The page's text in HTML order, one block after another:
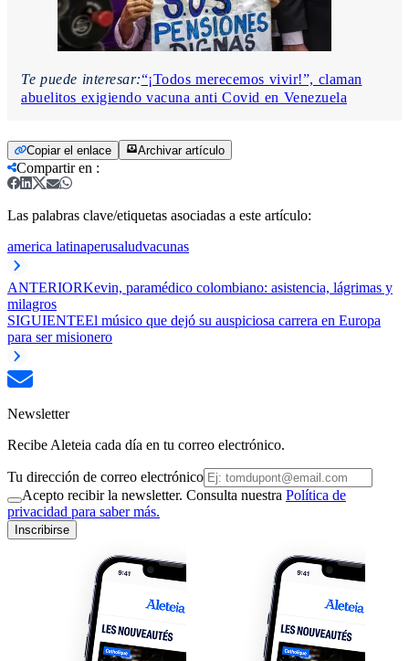
Te puede interesar:“¡Todos merecemos vivir!”, claman
abuelitos exigiendo vacuna anti Covid en Venezuela
Copiar el enlace Archivar artículo
Compartir en :
Las palabras clave/etiquetas asociadas a este artículo:
america latinaperusaludvacunas
ANTERIORKevin, paramédico colombiano: asistencia, lágrimas y
milagros
SIGUIENTEEl músico que dejó su auspiciosa carrera en Europa
para ser misionero
Newsletter
Recibe Aleteia cada día en tu correo electrónico.
Tu dirección de correo electrónico
Acepto recibir la newsletter. Consulta nuestra Política de
privacidad para saber más.
Inscribirse